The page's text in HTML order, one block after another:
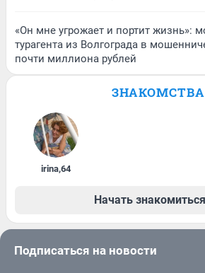
«Он мне угрожает и портит жизнь»:
турагента из Волгограда в
почти миллиона рублей
ЗНАКОМСТВА
irina,64
Начать знакомиться
Подписаться на новости